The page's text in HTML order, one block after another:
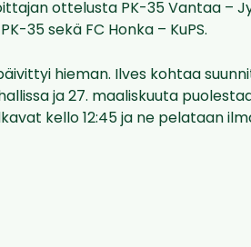
ottelusta PK-35 Vantaa –
35 sekä FC Honka – KuPS.
hieman. Ilves kohtaa
ja 27. maaliskuuta
kello 12:45 ja ne pelataan